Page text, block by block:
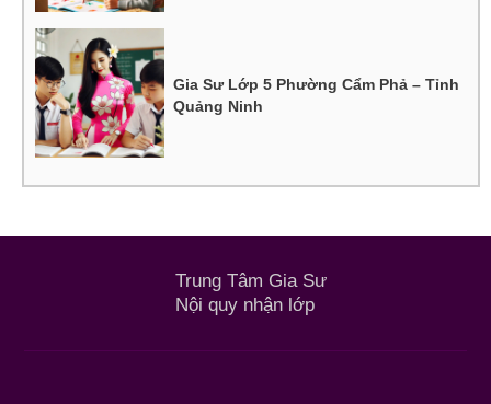
Gia Sư Lớp 5 Phường Cẩm Phả – Tỉnh
Quảng Ninh
Trung Tâm Gia Sư
Nội quy nhận lớp